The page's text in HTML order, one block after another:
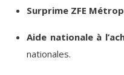
Surprime ZFE
Aide nationale à
nationales.